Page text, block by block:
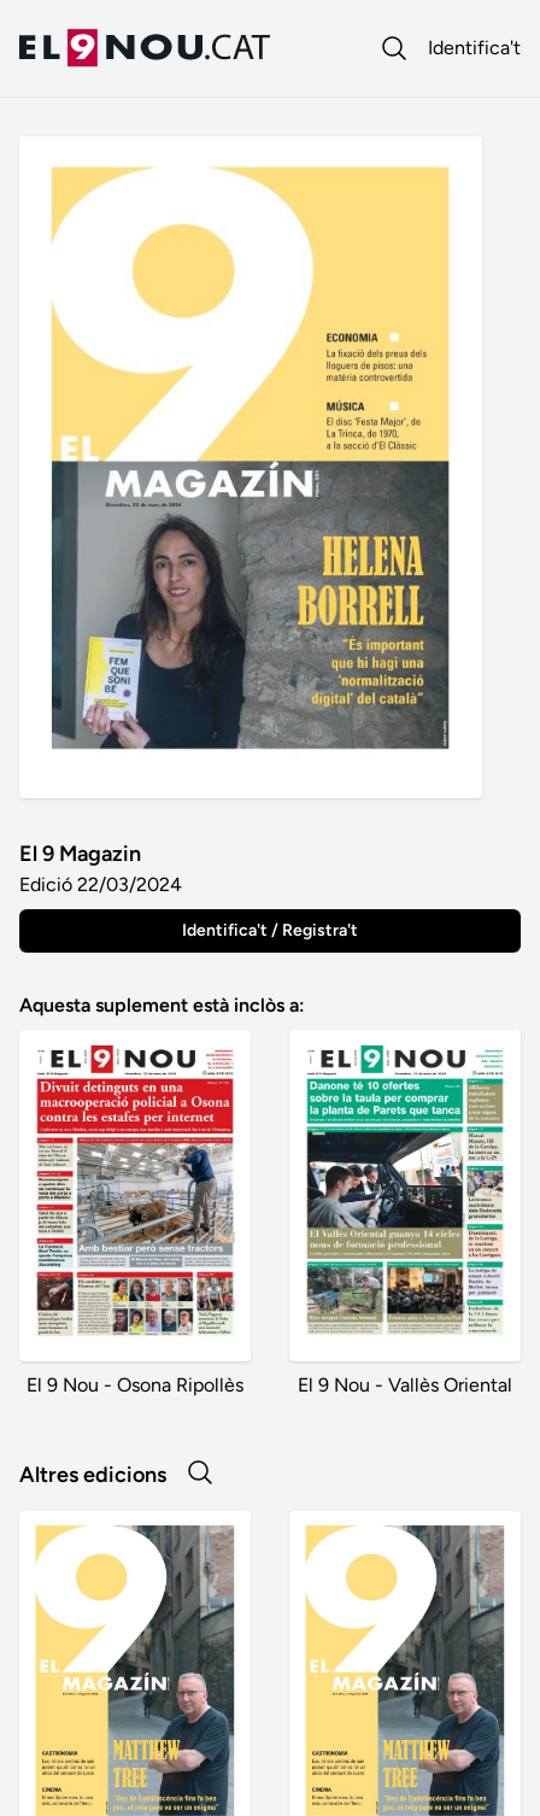
Identifica't
El 9 Magazin
Edició 22/03/2024
Identifica't / Registra't
Aquesta suplement està inclòs a:
El 9 Nou - Osona Ripollès El 9 Nou - Vallès Oriental
Altres edicions